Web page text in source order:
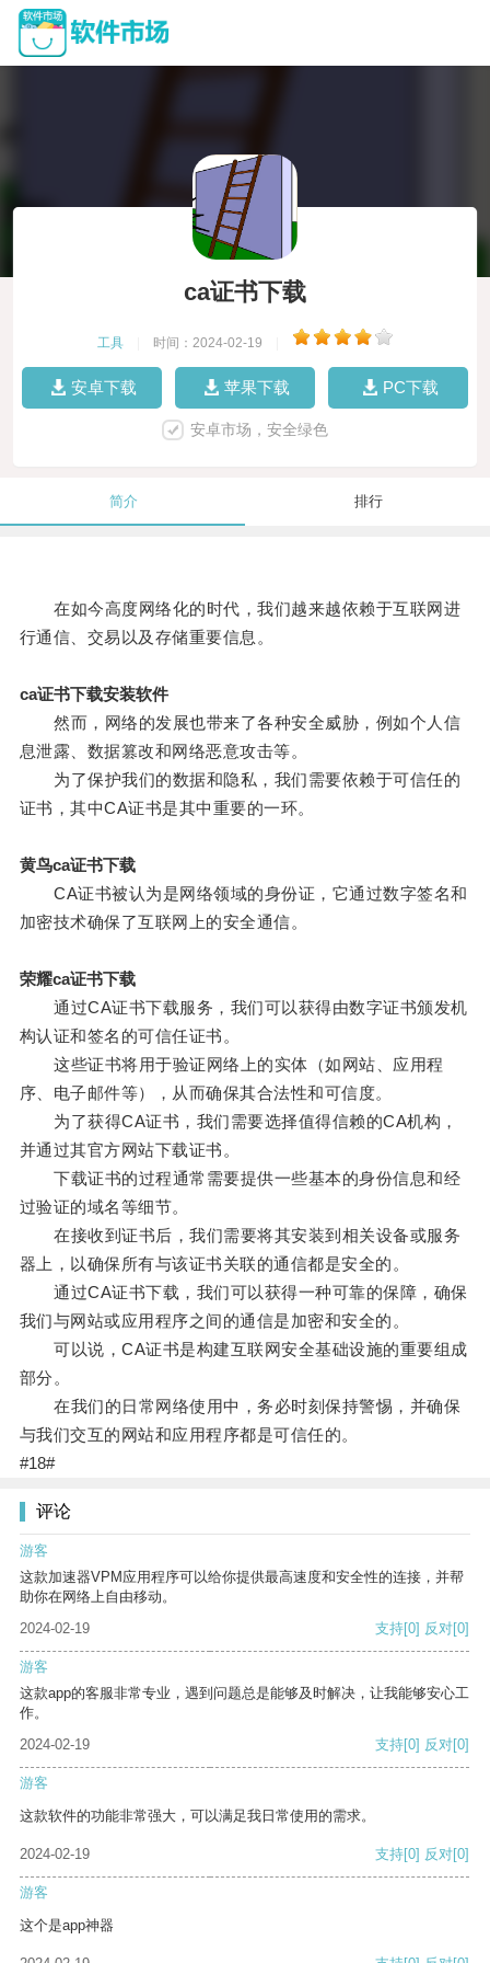
ca证书下载
工具 时间：2024-02-19
安卓下载 苹果下载 PC下载
安卓市场，安全绿色
简介 排行
在如今高度网络化的时代，我们越来越依赖于互联网进
行通信、交易以及存储重要信息。
ca证书下载安装软件
然而，网络的发展也带来了各种安全威胁，例如个人信
息泄露、数据篡改和网络恶意攻击等。
为了保护我们的数据和隐私，我们需要依赖于可信任的
证书，其中CA证书是其中重要的一环。
黄鸟ca证书下载
CA证书被认为是网络领域的身份证，它通过数字签名和
加密技术确保了互联网上的安全通信。
荣耀ca证书下载
通过CA证书下载服务，我们可以获得由数字证书颁发机
构认证和签名的可信任证书。
这些证书将用于验证网络上的实体（如网站、应用程
序、电子邮件等），从而确保其合法性和可信度。
为了获得CA证书，我们需要选择值得信赖的CA机构，
并通过其官方网站下载证书。
下载证书的过程通常需要提供一些基本的身份信息和经
过验证的域名等细节。
在接收到证书后，我们需要将其安装到相关设备或服务
器上，以确保所有与该证书关联的通信都是安全的。
通过CA证书下载，我们可以获得一种可靠的保障，确保
我们与网站或应用程序之间的通信是加密和安全的。
可以说，CA证书是构建互联网安全基础设施的重要组成
部分。
在我们的日常网络使用中，务必时刻保持警惕，并确保
与我们交互的网站和应用程序都是可信任的。
#18#
评论
游客
这款加速器VPM应用程序可以给你提供最高速度和安全性的连接，并帮
助你在网络上自由移动。
2024-02-19
支持[0] 反对[0]
游客
这款app的客服非常专业，遇到问题总是能够及时解决，让我能够安心工
作。
2024-02-19
支持[0] 反对[0]
游客
这款软件的功能非常强大，可以满足我日常使用的需求。
2024-02-19 支持[0] 反对[0]
游客
这个是app神器